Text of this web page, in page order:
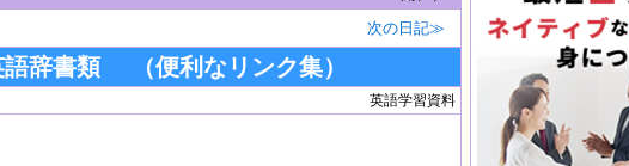
次の日記≫
辞書類 （便利なリンク集）
英語学習資料